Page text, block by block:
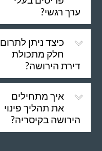
ערך רגשי?
כיצד ניתן לתרום
חלק מתכולת
דירת הירושה?
איך מתחילים
את תהליך פינוי
הירושה בקיסריה?